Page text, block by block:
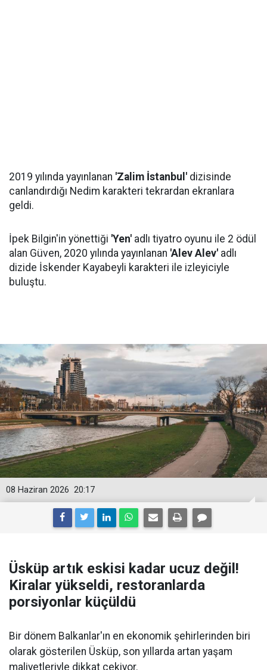
2019 yılında yayınlanan 'Zalim İstanbul' dizisinde
canlandırdığı Nedim karakteri tekrardan ekranlara
geldi.
İpek Bilgin'in yönettiği 'Yen' adlı tiyatro oyunu ile 2 ödül
alan Güven, 2020 yılında yayınlanan 'Alev Alev' adlı
dizide İskender Kayabeyli karakteri ile izleyiciyle
buluştu.
20:17
08 Haziran 2026
Üsküp artık eskisi kadar ucuz değil!
Kiralar yükseldi, restoranlarda
porsiyonlar küçüldü
Bir dönem Balkanlar'ın en ekonomik şehirlerinden biri
olarak gösterilen Üsküp, son yıllarda artan yaşam
maliyetleriyle dikkat çekiyor.